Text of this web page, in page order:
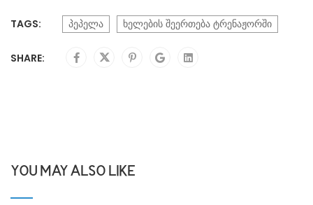
TAGS: პეპელა ხელების შეერთება ტრენაჟორში
SHARE:
YOU MAY ALSO LIKE